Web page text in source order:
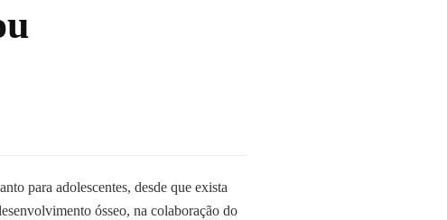
para adolescentes, desde que exista
ósseo, na colaboração do